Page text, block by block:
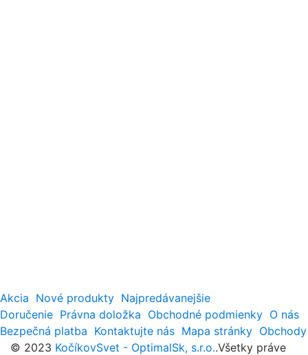
Akcia Nové produkty Najpredávanejšie
Doručenie Právna doložka Obchodné podmienky O nás
Bezpečná platba Kontaktujte nás Mapa stránky Obchody
© 2023 KočíkovSvet - OptimalSk, s.r.o..Všetky práve